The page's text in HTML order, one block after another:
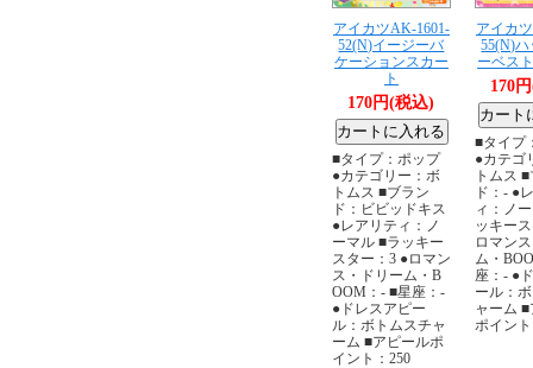
アイカツAK-1601-
52(N)イージーバ
ケーションスカー
ト
170円(税込)
■タイプ：ポップ
●カテゴリー：ボ
トムス ■ブラン
ド：ビビッドキス
●レアリティ：ノ
ーマル ■ラッキー
スター：3 ●ロマン
ス・ドリーム・B
OOM：- ■星座：-
●ドレスアピー
ル：ボトムスチャ
ーム ■アピールポ
イント：250
アイカ
55(N)
ーベス
170
■タイプ
●カテゴ
トムス
ド：- ●
ィ：ノ
ッキー
ロマン
ム・
座：- ●
ール：
ャーム
ポイン